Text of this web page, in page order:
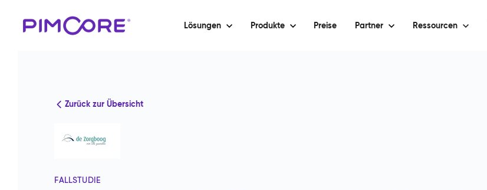
Lösungen Produkte Preise Partner Ressourcen
Zurück zur Übersicht
FALLSTUDIE